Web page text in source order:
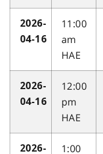
2026-
04-16
11:00
am
HAE
2026-
04-16
12:00
pm
HAE
2026-
1:00